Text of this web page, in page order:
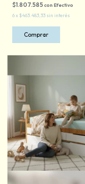
$1.807.585con Efectivo
6x $463.483,33 sin interés
Comprar